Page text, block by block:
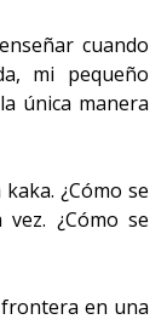
cuando
mi pequeño
única manera
¿Cómo se
¿Cómo se
en una